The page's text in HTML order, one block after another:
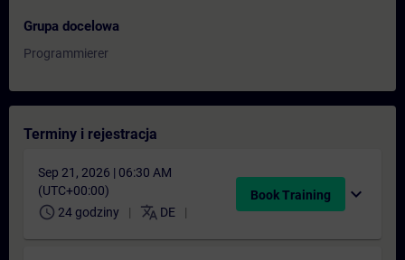
Grupa docelowa
Programmierer
Terminy i rejestracja
Sep 21, 2026 | 06:30 AM
(UTC+00:00)
schedule 24 godziny translate DE
Book Training expand_more